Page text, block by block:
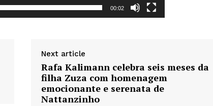
00:02
Next article
Rafa Kalimann celebra seis meses da
filha Zuza com homenagem
emocionante e serenata de
Nattanzinho